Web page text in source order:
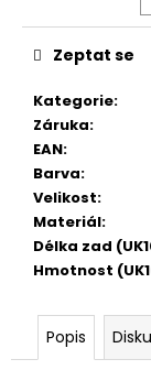
Kategorie:
Záruka:
EAN:
Barva:
Velikost:
Materiál:
Délka zad
Hmotnost
Zeptat se
Popis